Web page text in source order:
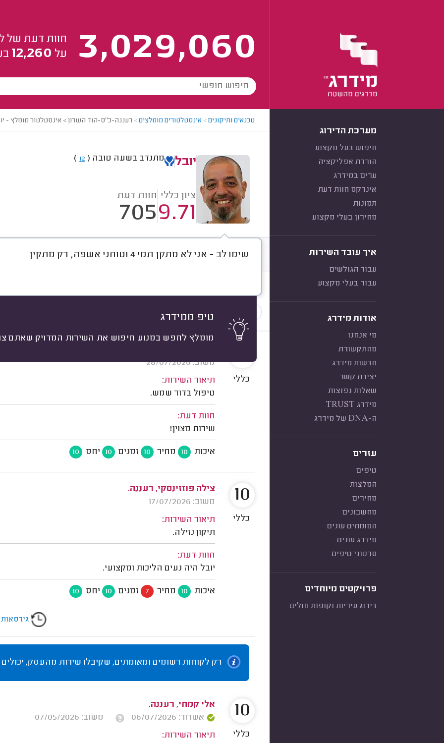
3,029,060
חוות דעת של
על 12,260
מערכת הדירוג
חיפוש בעל מקצוע
הורדת אפליקציה
ערים במידרג
אינדקס חוות דעת
תמונות
מחירון בעלי מקצוע
איך עובד השירות
עבור הגולשים
עבור בעלי מקצוע
אודות מידרג
מי אנחנו
מהתקשורת
חדשות מידרג
יצירת קשר
שאלות נפוצות
מידרג TRUST
ה-DNA של מידרג
עזרים
טיפים
המלצות
מחירים
מחשבונים
המומחים עונים
מידרג עונים
סרטוני טיפים
פרויקטים מיוחדים
דירוג עיריות וקופות חולים
טכנאים ותיקונים> אינסטלטורים מומלצים> רעננה-כ"ס-הוד השרון > אינסטלטור מומלץ -
יובל מתנדב בשעה טובה (
12
)
ציון כללי
9.71
חוות דעת
705
שימו לב - אני לא מתקן תמי 4 וטוחני אשפה, רק מתקין
טיפ ממידרג
מומלץ לחפש במנוע חיפוש את השירות המדויק שאתם
דברו איתי חוות דעת מחירים ממוצע
סוגי סתימות
משוב: 28/07/2026
תיאור השירות:
טיפול בדוד שמש.
חוות דעת:
שירות מצוין!
איכות 10 מחיר 10 זמנים 10 יחס 10
10
כללי
צילה פוזזינסקי, רעננה.
משוב: 17/07/2026
תיאור השירות:
תיקון נזילה.
חוות דעת:
יובל היה נעים הליכות ומקצועי.
איכות 10 מחיר 7 זמנים 10 יחס 10
10
כללי
גירסאות
רק לקוחות רשומים ומאומתים, שקיבלו שירות מהעסק,
אלי קמחי, רעננה.
אשרור: 06/07/2026
משוב: 07/05/2026
תיאור השירות:
10
כללי